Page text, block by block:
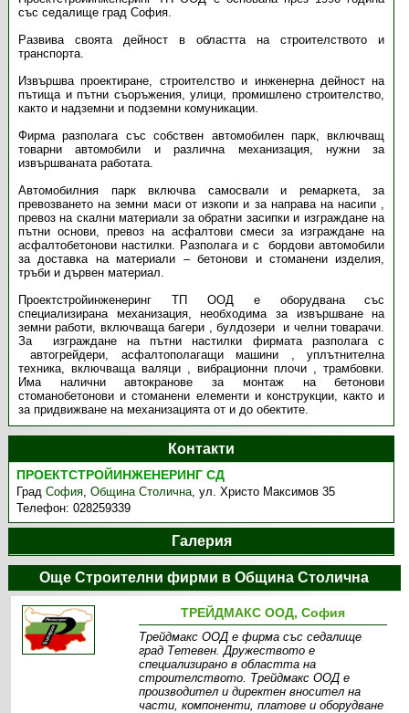
със седалище град София.
Развива своята дейност в областта на строителството и
транспорта.
Извършва проектиране, строителство и инженерна дейност на
пътища и пътни съоръжения, улици, промишлено строителство,
както и надземни и подземни комуникации.
Фирма разполага със собствен автомобилен парк, включващ
товарни автомобили и различна механизация, нужни за
извършваната работата.
Автомобилния парк включва самосвали и ремаркета, за
превозването на земни маси от изкопи и за направа на насипи ,
превоз на скални материали за обратни засипки и изграждане на
пътни основи, превоз на асфалтови смеси за изграждане на
асфалтобетонови настилки. Разполага и с бордови автомобили
за доставка на материали – бетонови и стоманени изделия,
тръби и дървен материал.
Проектстройинженеринг ТП ООД е оборудвана със
специализирана механизация, необходима за извършване на
земни работи, включваща багери , булдозери и челни товарачи.
За изграждане на пътни настилки фирмата разполага с
автогрейдери, асфалтополагащи машини , уплътнителна
техника, включваща валяци , вибрационни плочи , трамбовки.
Има налични автокранове за монтаж на бетонови
стоманобетонови и стоманени елементи и конструкции, както и
за придвижване на механизацията от и до обектите.
Контакти
ПРОЕКТСТРОЙИНЖЕНЕРИНГ СД
ГрадСофия,Община Столична,ул. Христо Максимов 35
Телефон:028259339
Галерия
Още Строителни фирми в Община Столична
ТРЕЙДМАКС ООД, София
Трейдмакс ООД е фирма със седалище
град Тетевен. Дружеството е
специализирано в областта на
строителството. Трейдмакс ООД е
производител и директен вносител на
части, компоненти, платове и оборудване